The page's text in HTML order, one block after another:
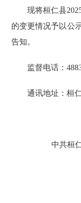
现将桓仁县
的变更情况予以公
告知。
监督电话：
通讯地址：桓
中共桓